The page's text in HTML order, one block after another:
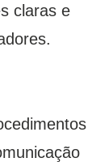
claras e